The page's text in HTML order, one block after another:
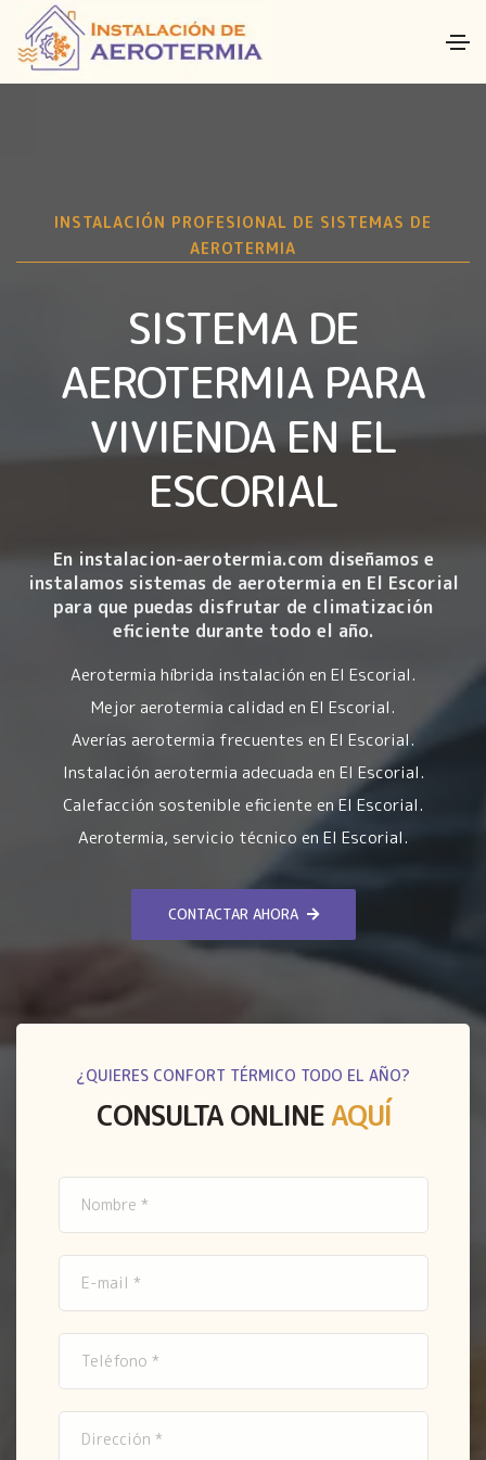
INSTALACIÓN PROFESIONAL DE SISTEMAS DE
AEROTERMIA
SISTEMA DE
AEROTERMIA PARA
VIVIENDA EN EL
ESCORIAL
En instalacion-aerotermia.com diseñamos e
instalamos sistemas de aerotermia en El Escorial
para que puedas disfrutar de climatización
eficiente durante todo el año.
Aerotermia híbrida instalación en El Escorial.
Mejor aerotermia calidad en El Escorial.
Averías aerotermia frecuentes en El Escorial.
Instalación aerotermia adecuada en El Escorial.
Calefacción sostenible eficiente en El Escorial.
Aerotermia, servicio técnico en El Escorial.
CONTACTAR AHORA
¿QUIERES CONFORT TÉRMICO TODO EL AÑO?
CONSULTA ONLINEAQUÍ